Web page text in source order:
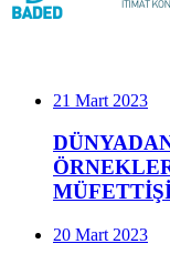
21 Mart 2023
20 Mart 2023